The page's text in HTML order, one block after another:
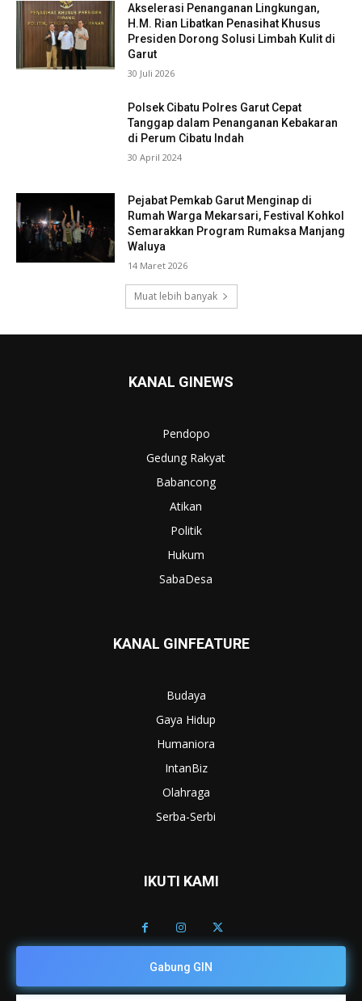
Akselerasi Penanganan Lingkungan,
H.M. Rian Libatkan Penasihat Khusus
Presiden Dorong Solusi Limbah Kulit di
Garut
30 Juli 2026
Polsek Cibatu Polres Garut Cepat
Tanggap dalam Penanganan Kebakaran
di Perum Cibatu Indah
30 April 2024
Pejabat Pemkab Garut Menginap di
Rumah Warga Mekarsari, Festival Kohkol
Semarakkan Program Rumaksa Manjang
Waluya
14 Maret 2026
Muat lebih banyak
KANAL GINEWS
Pendopo
Gedung Rakyat
Babancong
Atikan
Politik
Hukum
SabaDesa
KANAL GINFEATURE
Budaya
Gaya Hidup
Humaniora
IntanBiz
Olahraga
Serba-Serbi
IKUTI KAMI
Gabung GIN